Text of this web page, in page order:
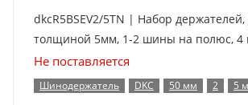
dkcR5BSEV2/5TN | Набор
толщиной 5мм, 1-2 шины на полюс, 4
Не поставляется
Шинодержатель DKC 50 мм 2 5